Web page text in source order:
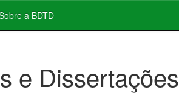
a BDTD
e Dissertações